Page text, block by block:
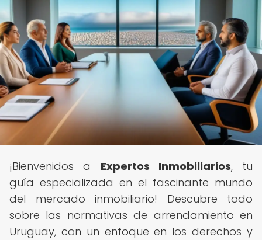
¡Bienvenidos a Expertos Inmobiliarios, tu
guía especializada en el fascinante mundo
del mercado inmobiliario! Descubre todo
sobre las normativas de arrendamiento en
Uruguay, con un enfoque en los derechos y